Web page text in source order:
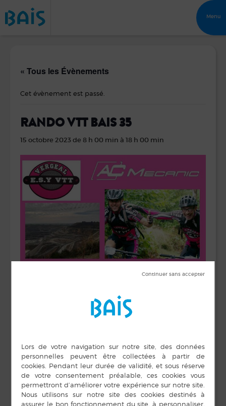
Menu
« Tous les Évènements
Cet évènement est passé.
RANDO VTT BAIS 35
15 octobre 2023 de 8 h 00 min à 18 h 00 min